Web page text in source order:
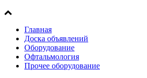
Главная
Доска объявлений
Оборудование
Офтальмология
Прочее оборудование